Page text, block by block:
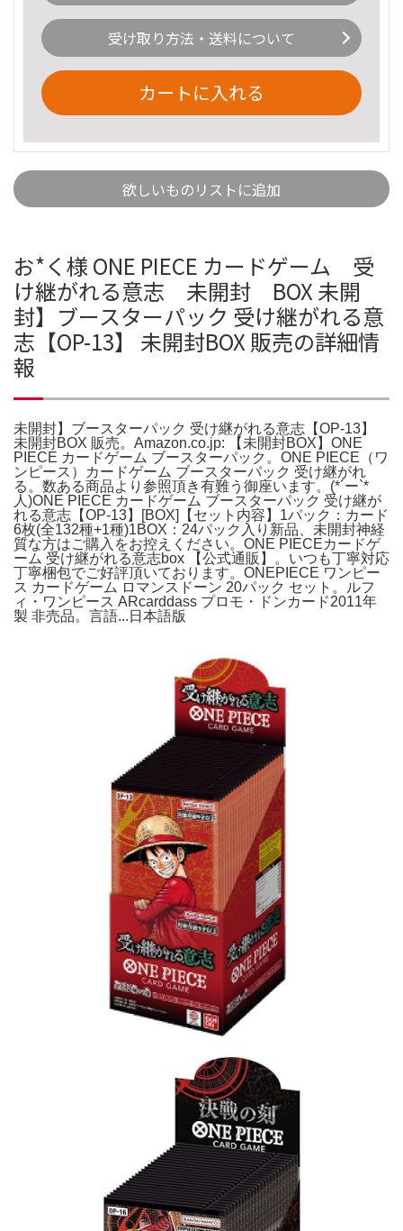
受け取り方法・送料について
カートに入れる
欲しいものリストに追加
お*く様 ONE PIECE カードゲーム 受
け継がれる意志 未開封 BOX 未開
封】ブースターパック 受け継がれる意
志【OP-13】 未開封BOX 販売の詳細情
報
未開封】ブースターパック 受け継がれる意志【OP-13】
未開封BOX 販売。Amazon.co.jp: 【未開封BOX】ONE
PIECE カードゲーム ブースターパック。ONE PIECE（ワ
ンピース）カードゲーム ブースターパック 受け継がれ
る。数ある商品より参照頂き有難う御座います。(*´ー`*
人)ONE PIECE カードゲーム ブースターパック 受け継が
れる意志【OP-13】[BOX]【セット内容】1パック：カード
6枚(全132種+1種)1BOX：24パック入り新品、未開封神経
質な方はご購入をお控えください。ONE PIECEカードゲ
ーム 受け継がれる意志box 【公式通販】。いつも丁寧対応
丁寧梱包でご好評頂いております。ONEPIECE ワンピー
ス カードゲーム ロマンスドーン 20パック セット。ルフ
ィ・ワンピース ARcarddass プロモ・ドンカード2011年
製 非売品。言語...日本語版